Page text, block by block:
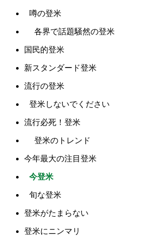
噂の登米
各界で話題騒然の登米
国民的登米
新スタンダード登米
流行の登米
登米しないでください
流行必死！登米
登米のトレンド
今年最大の注目登米
今登米
旬な登米
登米がたまらない
登米にニンマリ